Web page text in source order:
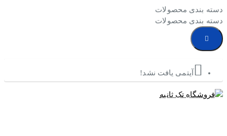
دسته بندی محصولات
دسته بندی محصولات
آیتمی یافت نشد!